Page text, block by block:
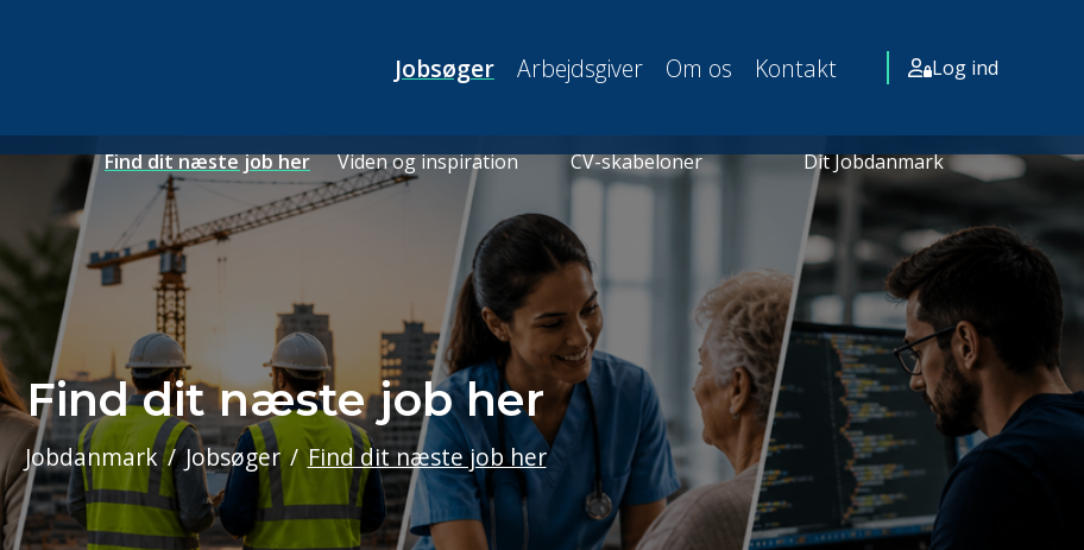
Jobsøger
Find dit næste job her Viden og inspiration CV-skabeloner Dit Jobdanmark
Arbejdsgiver Om os Kontakt Log ind
Find dit næste job her
Jobdanmark Jobsøger Find dit næste job her